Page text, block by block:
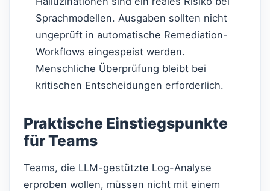
Sprachmodellen. Ausgaben sollten nicht
ungeprüft in automatische Remediation-
Workflows eingespeist werden.
Menschliche Überprüfung bleibt bei
kritischen Entscheidungen erforderlich.
Praktische Einstiegspunkte
für Teams
Teams, die LLM-gestützte Log-Analyse
erproben wollen, müssen nicht mit einem